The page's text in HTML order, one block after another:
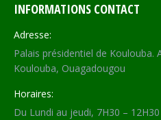
INFORMATIONS CONTACT
Adresse:
Palais présidentiel de Koulouba.
Koulouba, Ouagadougou
Horaires:
Du Lundi au jeudi, 7H30 –